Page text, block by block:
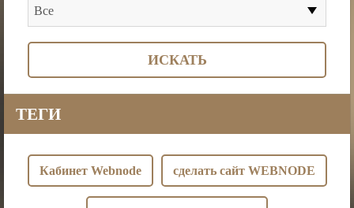
Все
ТЕГИ
Кабинет Webnode сделать сайт WEBNODE